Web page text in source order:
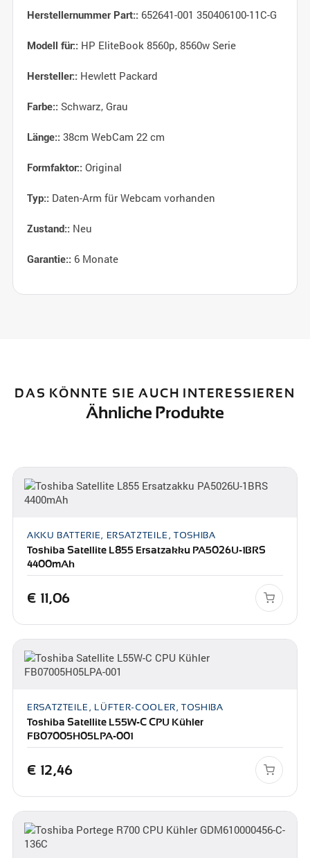
Herstellernummer Part::652641-001 350406100-11C-G
Modell für::HP EliteBook 8560p, 8560w Serie
Hersteller::Hewlett Packard
Farbe::Schwarz, Grau
Länge::38cm WebCam 22 cm
Formfaktor::Original
Typ::Daten-Arm für Webcam vorhanden
Zustand::Neu
Garantie::6 Monate
DAS KÖNNTE SIE AUCH INTERESSIEREN
Ähnliche Produkte
AKKU BATTERIE, ERSATZTEILE, TOSHIBA
Toshiba Satellite L855 Ersatzakku PA5026U-1BRS
4400mAh
€ 11,06
ERSATZTEILE, LÜFTER-COOLER, TOSHIBA
Toshiba Satellite L55W-C CPU Kühler
FB07005H05LPA-001
€ 12,46